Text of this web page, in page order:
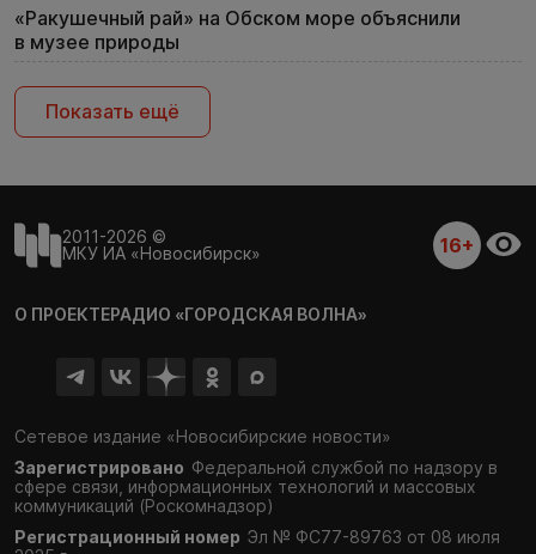
«Ракушечный рай» на Обском море объяснили
в музее природы
Показать ещё
2011-2026 ©
МКУ ИА «Новосибирск»
16+
О ПРОЕКТЕРАДИО «ГОРОДСКАЯ ВОЛНА»
Сетевое издание «Новосибирские новости»
Зарегистрировано Федеральной службой по надзору в
сфере связи, информационных технологий и массовых
коммуникаций (Роскомнадзор)
Регистрационный номер Эл № ФС77-89763 от 08 июля